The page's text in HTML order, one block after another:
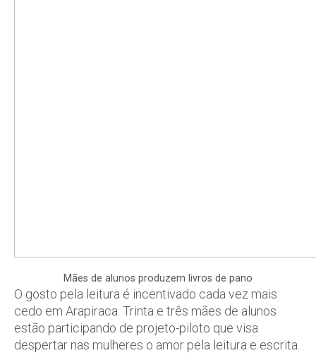
Mães de alunos produzem livros de pano
O gosto pela leitura é incentivado cada vez mais
cedo em Arapiraca. Trinta e três mães de alunos
estão participando de projeto-piloto que visa
despertar nas mulheres o amor pela leitura e escrita.